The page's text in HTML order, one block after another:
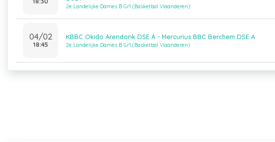
2e Landelijke Dames B Gr1 (Basketbal Vlaanderen)
04/02
18:45
KBBC Okido Arendonk DSE A - Mercurius BBC Berchem DSE A
2e Landelijke Dames B Gr1 (Basketbal Vlaanderen)